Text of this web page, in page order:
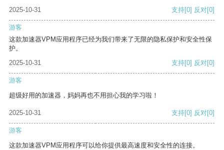
2025-10-31
支持[0] 反对[0]
游客
这款加速器VPM应用程序已经为我们带来了无限的隐私保护和安全性保
护。
2025-10-31
支持[0] 反对[0]
游客
超级好用的加速器，妈妈再也不用担心我的学习啦！
2025-10-31 支持[0] 反对[0]
游客
这款加速器VPM应用程序可以给你提供最高速度和安全性的连接。